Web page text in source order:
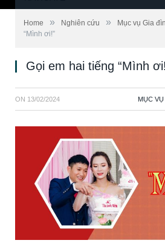
Home » Nghiên cứu » Mục vụ Gia
“Mình ơi!”
Gọi em hai tiếng “Mình
ON 13/02/2024 MỤC